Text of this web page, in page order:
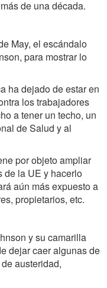
de una década.
May, el escándalo
para mostrar lo
ha dejado de estar en
los trabajadores
a tener un techo, un
de Salud y al
por objeto ampliar
de la UE y hacerlo
aún más expuesto a
propietarios, etc.
y su camarilla
dejar caer algunas de
austeridad,